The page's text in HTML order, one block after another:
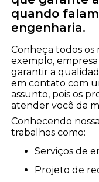
quando
engenharia.
Conheça todos os
exemplo,
garantir a
em contato com
assunto, pois os
atender você da
Conhecendo
trabalhos como:
serviços de
projeto de